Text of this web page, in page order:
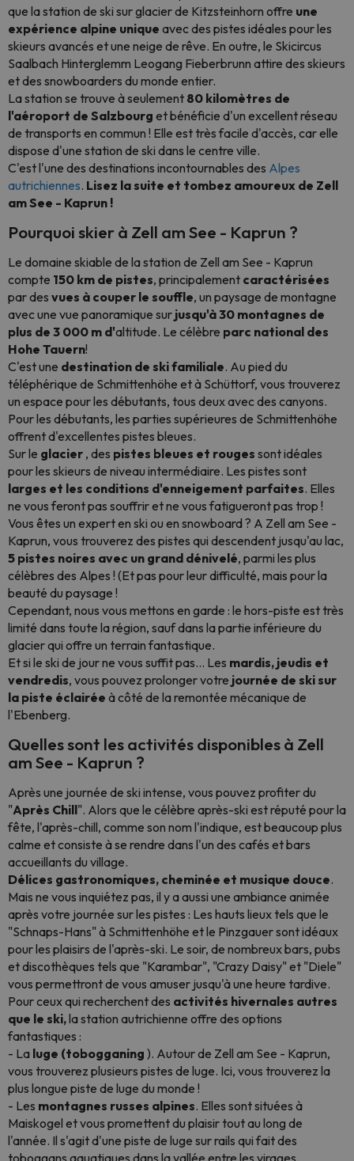
que la station de ski sur glacier de Kitzsteinhorn offre une
expérience alpine unique avec des pistes idéales pour les
skieurs avancés et une neige de rêve. En outre, le Skicircus
Saalbach Hinterglemm Leogang Fieberbrunn attire des skieurs
et des snowboarders du monde entier.
La station se trouve à seulement 80 kilomètres de
l'aéroport de Salzbourg et bénéficie d'un excellent réseau
de transports en commun ! Elle est très facile d'accès, car elle
dispose d'une station de ski dans le centre ville.
C'est l'une des destinations incontournables des Alpes
autrichiennes. Lisez la suite et tombez amoureux de Zell
am See - Kaprun !
Pourquoi skier à Zell am See - Kaprun ?
Le domaine skiable de la station de Zell am See - Kaprun
compte 150 km de pistes, principalement caractérisées
par des vues à couper le souffle, un paysage de montagne
avec une vue panoramique sur jusqu'à 30 montagnes de
plus de 3 000 m d'altitude. Le célèbre parc national des
Hohe Tauern!
C'est une destination de ski familiale. Au pied du
téléphérique de Schmittenhöhe et à Schüttorf, vous trouverez
un espace pour les débutants, tous deux avec des canyons.
Pour les débutants, les parties supérieures de Schmittenhöhe
offrent d'excellentes pistes bleues.
Sur le glacier , des pistes bleues et rouges sont idéales
pour les skieurs de niveau intermédiaire. Les pistes sont
larges et les conditions d'enneigement parfaites. Elles
ne vous feront pas souffrir et ne vous fatigueront pas trop !
Vous êtes un expert en ski ou en snowboard ? A Zell am See -
Kaprun, vous trouverez des pistes qui descendent jusqu'au lac,
5 pistes noires avec un grand dénivelé, parmi les plus
célèbres des Alpes ! (Et pas pour leur difficulté, mais pour la
beauté du paysage !
Cependant, nous vous mettons en garde : le hors-piste est très
limité dans toute la région, sauf dans la partie inférieure du
glacier qui offre un terrain fantastique.
Et si le ski de jour ne vous suffit pas... Les mardis, jeudis et
vendredis, vous pouvez prolonger votre journée de ski sur
la piste éclairée à côté de la remontée mécanique de
l'Ebenberg.
Quelles sont les activités disponibles à Zell
am See - Kaprun ?
Après une journée de ski intense, vous pouvez profiter du
"Après Chill". Alors que le célèbre après-ski est réputé pour la
fête, l'après-chill, comme son nom l'indique, est beaucoup plus
calme et consiste à se rendre dans l'un des cafés et bars
accueillants du village.
Délices gastronomiques, cheminée et musique douce.
Mais ne vous inquiétez pas, il y a aussi une ambiance animée
après votre journée sur les pistes : Les hauts lieux tels que le
"Schnaps-Hans" à Schmittenhöhe et le Pinzgauer sont idéaux
pour les plaisirs de l'après-ski. Le soir, de nombreux bars, pubs
et discothèques tels que "Karambar", "Crazy Daisy" et "Diele"
vous permettront de vous amuser jusqu'à une heure tardive.
Pour ceux qui recherchent des activités hivernales autres
que le ski,la station autrichienne offre des options
fantastiques :
- La luge (tobogganing ). Autour de Zell am See - Kaprun,
vous trouverez plusieurs pistes de luge. Ici, vous trouverez la
plus longue piste de luge du monde !
- Les montagnes russes alpines. Elles sont situées à
Maiskogel et vous promettent du plaisir tout au long de
l'année. Il s'agit d'une piste de luge sur rails qui fait des
toboggans aquatiques dans la vallée entre les virages.